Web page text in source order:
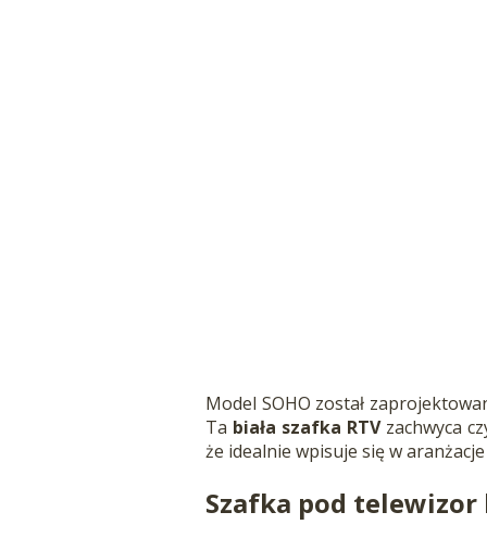
Model SOHO został
Ta biała szafka RTVzachwyca
że idealnie wpisuje się w
Szafka pod telewizor